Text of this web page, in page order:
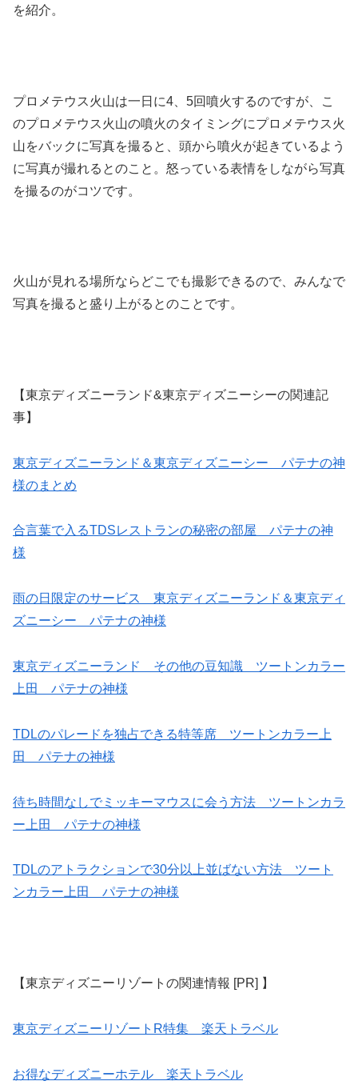
を紹介。
プロメテウス火山は一日に4、5回噴火するのですが、こ
のプロメテウス火山の噴火のタイミングにプロメテウス火
山をバックに写真を撮ると、頭から噴火が起きているよう
に写真が撮れるとのこと。怒っている表情をしながら写真
を撮るのがコツです。
火山が見れる場所ならどこでも撮影できるので、みんなで
写真を撮ると盛り上がるとのことです。
【東京ディズニーランド&東京ディズニーシーの関連記
事】
東京ディズニーランド＆東京ディズニーシー パテナの神
様のまとめ
合言葉で入るTDSレストランの秘密の部屋 パテナの神
様
雨の日限定のサービス 東京ディズニーランド＆東京ディ
ズニーシー パテナの神様
東京ディズニーランド その他の豆知識 ツートンカラー
上田 パテナの神様
TDLのパレードを独占できる特等席 ツートンカラー上
田 パテナの神様
待ち時間なしでミッキーマウスに会う方法 ツートンカラ
ー上田 パテナの神様
TDLのアトラクションで30分以上並ばない方法 ツート
ンカラー上田 パテナの神様
【東京ディズニーリゾートの関連情報 [PR] 】
東京ディズニーリゾートR特集 楽天トラベル
お得なディズニーホテル 楽天トラベル